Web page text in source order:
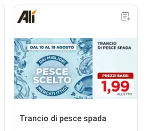
Trancio di pesce spada